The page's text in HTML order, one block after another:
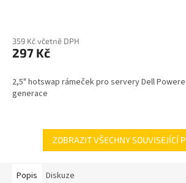
359 Kč včetně DPH
297 Kč
2,5" hotswap rámeček pro servery Dell
generace
ZOBRAZIT VŠECHNY SOUVISEJÍCÍ
Popis Diskuze